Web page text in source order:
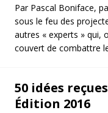
Par Pascal Boniface,
sous le feu des
autres « experts » qui,
couvert de combattre
50 idées
Édition 2016